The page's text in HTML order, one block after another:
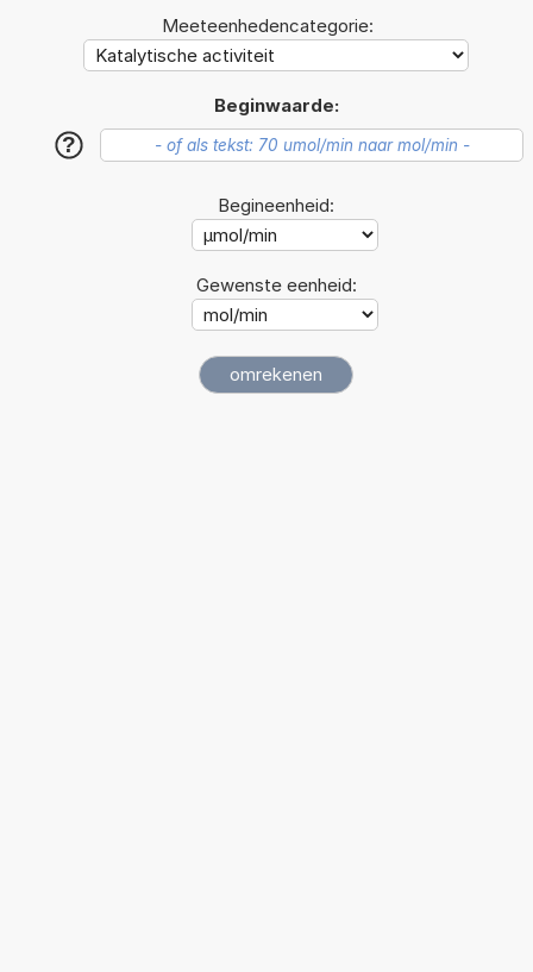
Meeteenhedencategorie:
Beginwaarde:
?
Begineenheid:
Gewenste eenheid: